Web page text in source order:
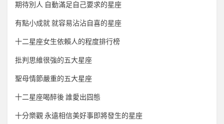
期待別人 自動滿足自己要求的星座
有點小成就 就容易沾沾自喜的星座
十二星座女生依賴人的程度排行榜
批判思維很強的五大星座
聖母情節嚴重的五大星座
十二星座喝醉後 誰愛出囧態
十分樂觀 永遠相信美好事即將發生的星座